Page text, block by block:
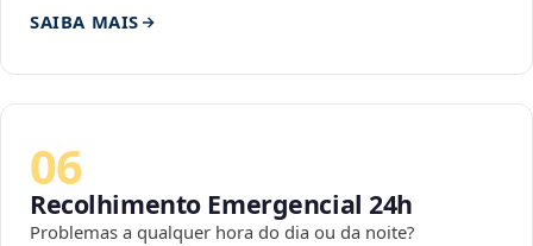
SAIBA MAIS
06
Recolhimento Emergencial 24h
Problemas a qualquer hora do dia ou da noite?